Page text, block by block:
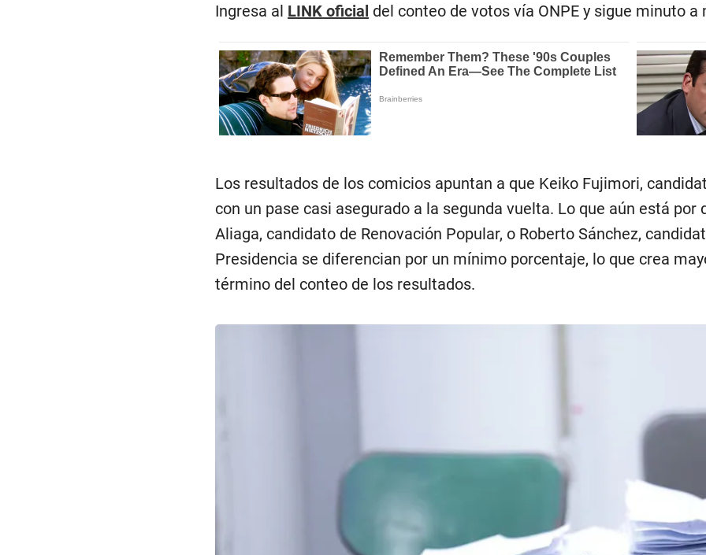
Ingresa al LINK oficial del conteo de votos vía ONPE y sigue minuto
Los resultados de los comicios apuntan a que Keiko Fujimori,
con un pase casi asegurado a la segunda vuelta. Lo que aún está
Aliaga, candidato de Renovación Popular, o Roberto Sánchez,
Presidencia se diferencian por un mínimo porcentaje, lo que crea
término del conteo de los resultados.